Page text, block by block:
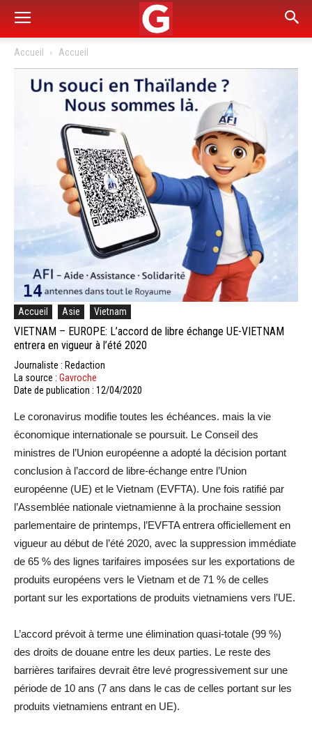
Accueil Accueil
Accueil Asie Vietnam
VIETNAM – EUROPE: L’accord de libre échange UE-VIETNAM
entrera en vigueur à l’été 2020
Journaliste : Redaction
La source : Gavroche
Date de publication : 12/04/2020
Le coronavirus modifie toutes les échéances. mais la vie
économique internationale se poursuit. Le Conseil des
ministres de l’Union européenne a adopté la décision portant
conclusion à l’accord de libre-échange entre l’Union
européenne (UE) et le Vietnam (EVFTA). Une fois ratifié par
l’Assemblée nationale vietnamienne à la prochaine session
parlementaire de printemps, l’EVFTA entrera officiellement en
vigueur au début de l’été 2020, avec la suppression immédiate
de 65 % des lignes tarifaires imposées sur les exportations de
produits européens vers le Vietnam et de 71 % de celles
portant sur les exportations de produits vietnamiens vers l’UE.
L’accord prévoit à terme une élimination quasi-totale (99 %)
des droits de douane entre les deux parties. Le reste des
barrières tarifaires devrait être levé progressivement sur une
période de 10 ans (7 ans dans le cas de celles portant sur les
produits vietnamiens entrant en UE).